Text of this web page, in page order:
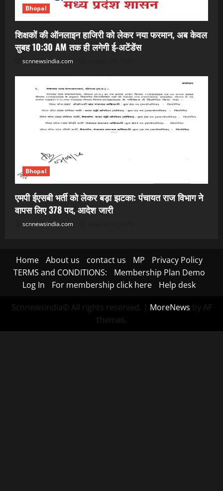
Bhopal
शिक्षकों की ऑनलाइन हाजिरी को लेकर नया फरमान, अब केवल
सुबह 10:30 AM तक ही लगेगी ई-अटेंडेंस
scnnewsindia.com
Bhopal
एमपी ईएसबी भर्ती को लेकर बड़ा झटका: पंचायत राज विभाग ने
वापस लिए 378 पद, आदेश जारी
scnnewsindia.com
Home About us contact us MP
Privacy Policy
TERMS and CONDITIONS:
Membership Plan Demo
Log In
For membership click here Help desk
Scnnewsindia© All rights reserved. | MoreNews by AF
themes.